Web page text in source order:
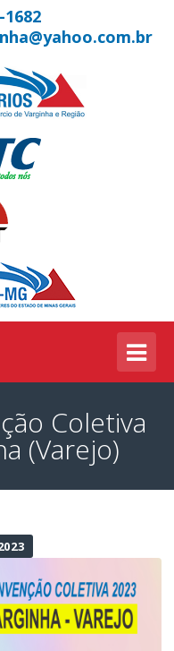
1682
Coletiva
(Varejo)